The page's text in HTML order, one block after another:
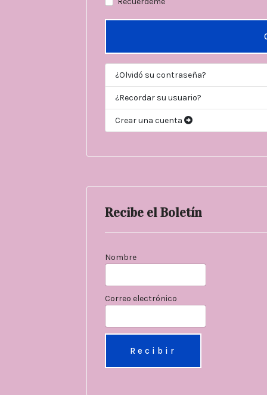
¿Olvidó su contraseña?
¿Recordar su usuario?
Crear una cuenta
Recibe el Boletín
Nombre
Correo electrónico